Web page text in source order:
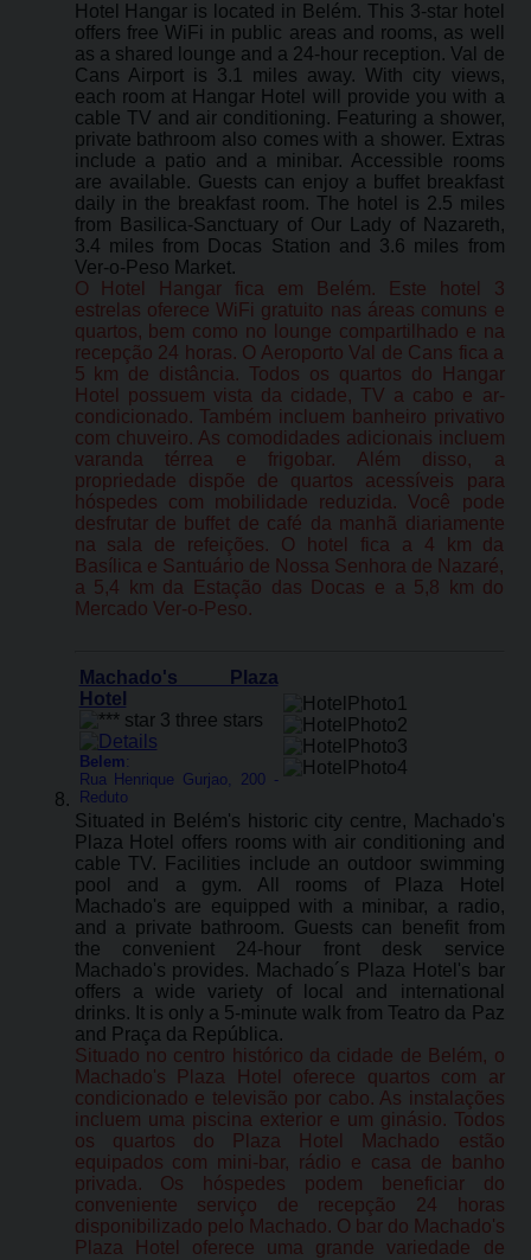
Hotel Hangar is located in Belém. This 3-star hotel
offers free WiFi in public areas and rooms, as well
as a shared lounge and a 24-hour reception. Val de
Cans Airport is 3.1 miles away. With city views,
each room at Hangar Hotel will provide you with a
cable TV and air conditioning. Featuring a shower,
private bathroom also comes with a shower. Extras
include a patio and a minibar. Accessible rooms
are available. Guests can enjoy a buffet breakfast
daily in the breakfast room. The hotel is 2.5 miles
from Basilica-Sanctuary of Our Lady of Nazareth,
3.4 miles from Docas Station and 3.6 miles from
Ver-o-Peso Market.
O Hotel Hangar fica em Belém. Este hotel 3
estrelas oferece WiFi gratuito nas áreas comuns e
quartos, bem como no lounge compartilhado e na
recepção 24 horas. O Aeroporto Val de Cans fica a
5 km de distância. Todos os quartos do Hangar
Hotel possuem vista da cidade, TV a cabo e ar-
condicionado. Também incluem banheiro privativo
com chuveiro. As comodidades adicionais incluem
varanda térrea e frigobar. Além disso, a
propriedade dispõe de quartos acessíveis para
hóspedes com mobilidade reduzida. Você pode
desfrutar de buffet de café da manhã diariamente
na sala de refeições. O hotel fica a 4 km da
Basílica e Santuário de Nossa Senhora de Nazaré,
a 5,4 km da Estação das Docas e a 5,8 km do
Mercado Ver-o-Peso.
Machado's Plaza
Hotel
Belem:
Rua Henrique Gurjao, 200 -
Reduto
Situated in Belém's historic city centre, Machado's
Plaza Hotel offers rooms with air conditioning and
cable TV. Facilities include an outdoor swimming
pool and a gym. All rooms of Plaza Hotel
Machado's are equipped with a minibar, a radio,
and a private bathroom. Guests can benefit from
the convenient 24-hour front desk service
Machado's provides. Machado´s Plaza Hotel's bar
offers a wide variety of local and international
drinks. It is only a 5-minute walk from Teatro da Paz
and Praça da República.
Situado no centro histórico da cidade de Belém, o
Machado's Plaza Hotel oferece quartos com ar
condicionado e televisão por cabo. As instalações
incluem uma piscina exterior e um ginásio. Todos
os quartos do Plaza Hotel Machado estão
equipados com mini-bar, rádio e casa de banho
privada. Os hóspedes podem beneficiar do
conveniente serviço de recepção 24 horas
disponibilizado pelo Machado. O bar do Machado's
Plaza Hotel oferece uma grande variedade de